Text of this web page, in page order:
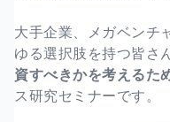
大手企業、メガベンチ
ゆる選択肢を持つ皆さ
資すべきかを考えるた
ス研究セミナーです。